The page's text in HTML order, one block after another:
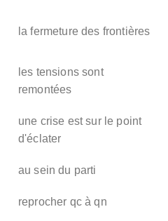
la fermeture des frontières
les tensions sont
remontées
une crise est sur le point
d'éclater
au sein du parti
reprocher qc à qn